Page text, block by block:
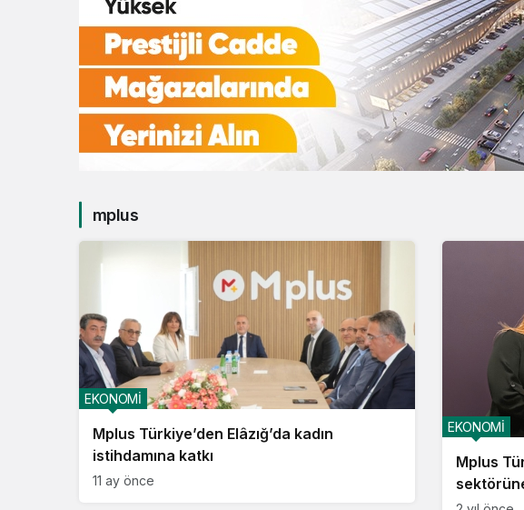
mplus
Mplus Türkiye’den Elâzığ’da kadın
istihdamına katkı
EKONOMİ
11 ay önce
Mplus
EKONOMİ